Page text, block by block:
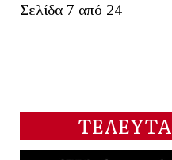
Σελίδα 7 από 24